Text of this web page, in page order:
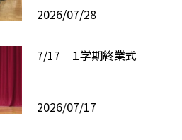
2026/07/28
7/17 １学期終業式
2026/07/17